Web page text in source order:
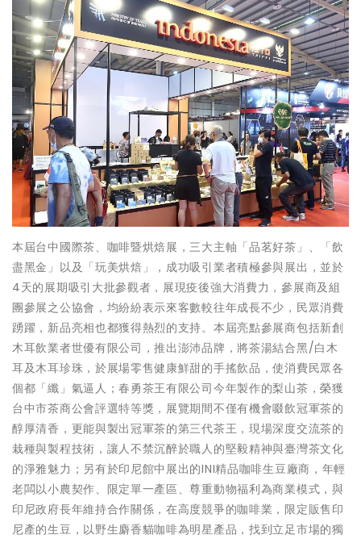
本屆台中國際茶、咖啡暨烘焙展，三大主軸「品茗好茶」、「飲
盡黑金」以及「玩美烘焙」，成功吸引業者積極參與展出，並於
4天的展期吸引大批參觀者，展現疫後強大消費力，參展商及組
團參展之公協會，均紛紛表示來客數較往年成長不少，民眾消費
踴躍，新品亮相也都獲得熱烈的支持。本屆亮點參展商包括新創
木耳飲業者世優有限公司，推出澎沛品牌，將茶湯結合黑/白木
耳及木耳珍珠，於展場零售健康鮮甜的手搖飲品，使消費民眾各
個都「纖」氣逼人；春勇茶王有限公司今年製作的梨山茶，榮獲
台中市茶商公會評選特等獎，展覽期間不僅有機會啜飲冠軍茶的
醇厚清香，更能與製出冠軍茶的第三代茶王，現場深度交流茶的
栽種與製程技術，讓人不禁沉醉於職人的堅毅精神與臺灣茶文化
的淨雅魅力；另有於印尼館中展出的INI精品咖啡生豆廠商，年輕
老闆以小農契作、限定單一產區、尊重動物福利為商業模式，與
印尼政府長年維持合作關係，在高度競爭的咖啡業，限定販售印
尼產的生豆，以野生麝香貓咖啡為明星產品，找到立足市場的獨